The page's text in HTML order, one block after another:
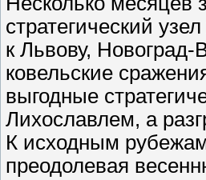
стратегический
к Львову,
ковельские
выгодные
Лихославлем, а
К исходным
преодолевая